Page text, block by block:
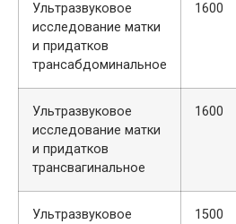
Ультразвуковое
исследование матки
и придатков
трансабдоминальное
1600
Ультразвуковое
исследование матки
и придатков
трансвагинальное
1600
Ультразвуковое
1500